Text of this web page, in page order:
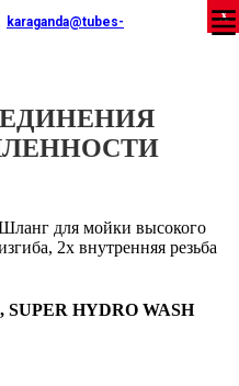
karaganda@tubes-
для мойки высокого
2x внутренняя резьба
SUPER HYDRO WASH
X
X
X
X
X
X
X
X
X
X
X
X
X
X
X
X
X
X
X